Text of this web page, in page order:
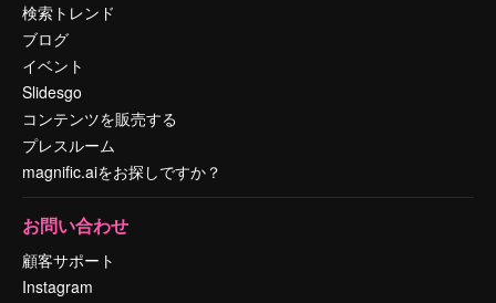
検索トレンド
ブログ
イベント
Slidesgo
コンテンツを販売する
プレスルーム
magnific.aiをお探しですか？
お問い合わせ
顧客サポート
Instagram